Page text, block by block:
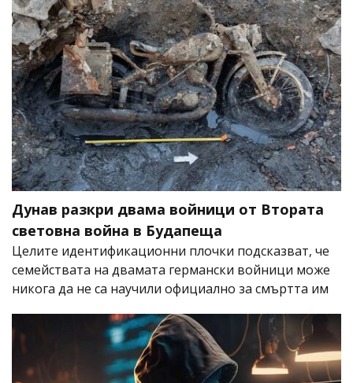
Дунав разкри двама войници от Втората
световна война в Будапеща
Целите идентификационни плочки подсказват, че
семействата на двамата германски войници може
никога да не са научили официално за смъртта им